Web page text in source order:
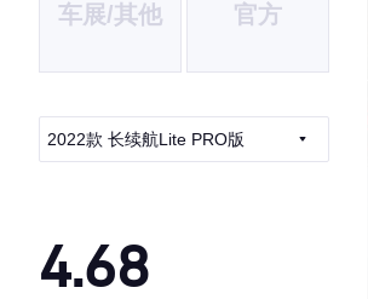
车展/其他 官方
2022款 长续航Lite PRO版
4.68